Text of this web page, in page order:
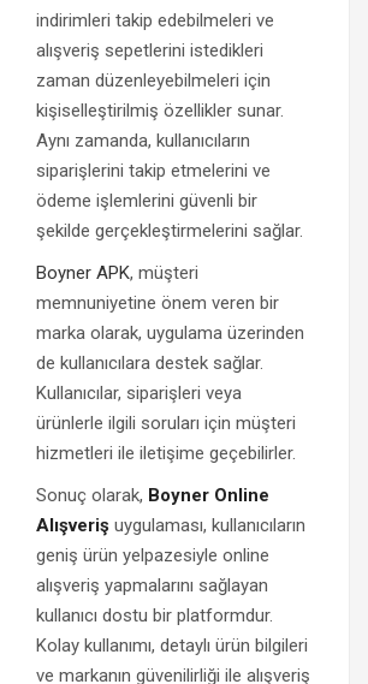
indirimleri takip edebilmeleri ve
alışveriş sepetlerini istedikleri
zaman düzenleyebilmeleri için
kişiselleştirilmiş özellikler sunar.
Aynı zamanda, kullanıcıların
siparişlerini takip etmelerini ve
ödeme işlemlerini güvenli bir
şekilde gerçekleştirmelerini sağlar.
Boyner APK, müşteri
memnuniyetine önem veren bir
marka olarak, uygulama üzerinden
de kullanıcılara destek sağlar.
Kullanıcılar, siparişleri veya
ürünlerle ilgili soruları için müşteri
hizmetleri ile iletişime geçebilirler.
Sonuç olarak, Boyner Online
Alışverişuygulaması, kullanıcıların
geniş ürün yelpazesiyle online
alışveriş yapmalarını sağlayan
kullanıcı dostu bir platformdur.
Kolay kullanımı, detaylı ürün bilgileri
ve markanın güvenilirliği ile alışveriş